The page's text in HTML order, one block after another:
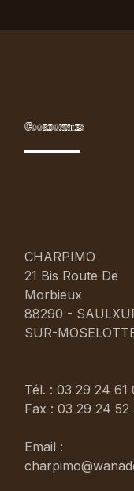
Coordonnées
CHARPIMO
21 Bis Route De
Morbieux
88290 -
SUR-
Tél. : 03 29 24 61
Fax : 03 29 24 52
Email :